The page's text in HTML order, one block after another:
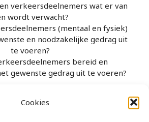
Cookies
verkeersdeelnemers wat er van
wordt verwacht?
(mentaal en fysiek)
en noodzakelijke gedrag uit
te voeren?
bereid en
gewenste gedrag uit te voeren?